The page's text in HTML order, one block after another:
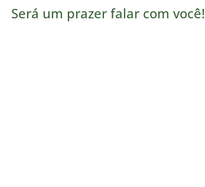
Será um prazer falar com você!